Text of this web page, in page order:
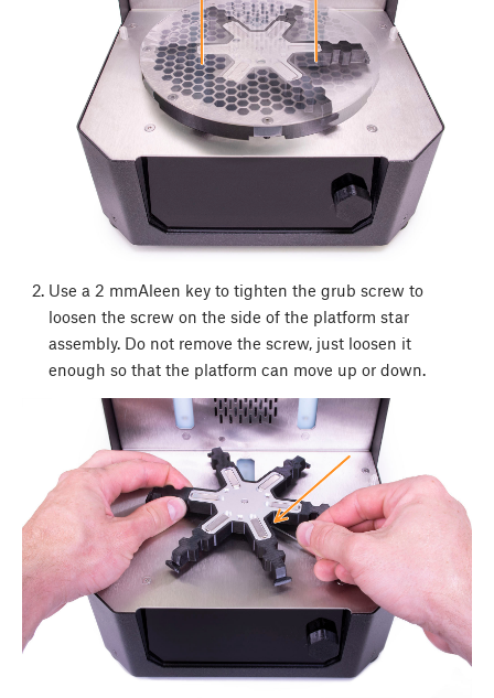
Use a 2 mmAleen key to tighten the grub screw to
loosen the screw on the side of the platform star
assembly. Do not remove the screw, just loosen it
enough so that the platform can move up or down.